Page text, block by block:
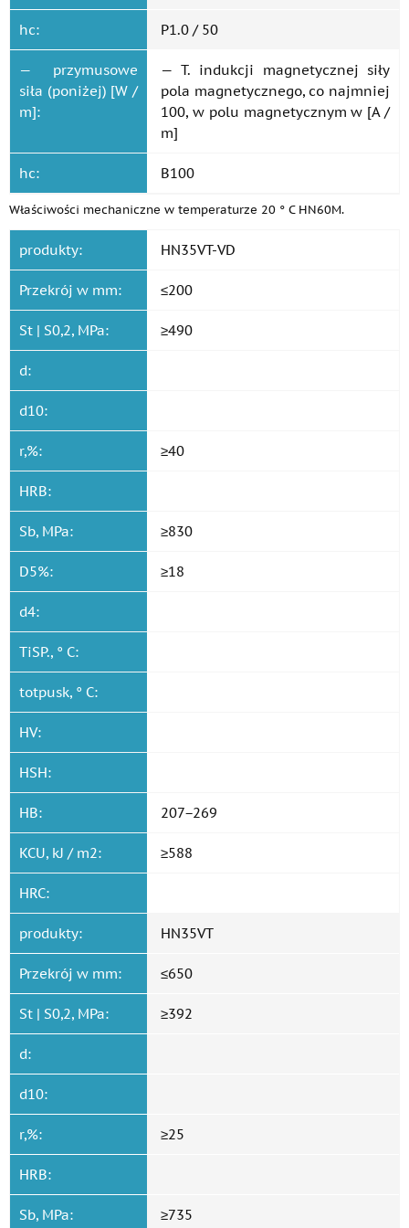
hc: P1.0 / 50
— przymusowe
siła (poniżej) [W /
m]:
— T. indukcji magnetycznej siły
pola magnetycznego, co najmniej
100, w polu magnetycznym w [A /
m]
hc: B100
Właściwości mechaniczne w temperaturze 20 ° C HN60M.
produkty: HN35VT-VD
Przekrój w mm: ≤200
St | S0,2, MPa: ≥490
d:
d10:
r,%: ≥40
HRB:
Sb, MPa: ≥830
D5%: ≥18
d4:
TiSP., ° C:
totpusk, ° C:
HV:
HSH:
HB: 207−269
KCU, kJ / m2: ≥588
HRC:
produkty: HN35VT
Przekrój w mm: ≤650
St | S0,2, MPa: ≥392
d:
d10:
r,%: ≥25
HRB:
Sb, MPa: ≥735